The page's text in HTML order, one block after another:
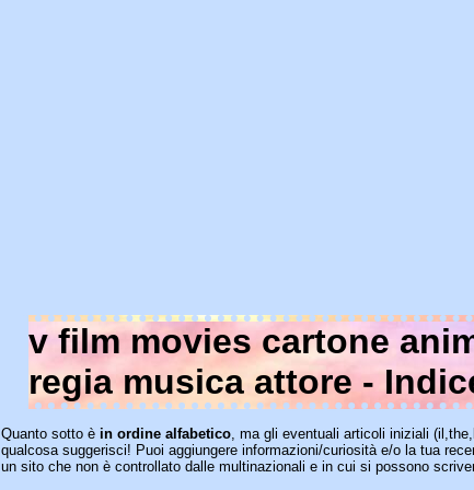
v film movies cartone
regia musica attore -
Quanto sotto è in ordine alfabetico, ma gli eventuali articoli iniziali
qualcosa suggerisci! Puoi aggiungere informazioni/curiosità e/o la tua
un sito che non è controllato dalle multinazionali e in cui si possono